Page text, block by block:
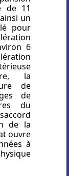
de 11
un
pour
6
la
de
de
du
de la
ouvre
à